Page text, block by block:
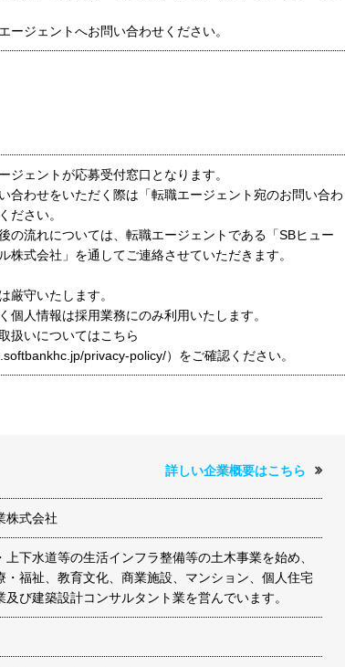
ージェントへお問い合わせください。
ジェントが応募受付窓口となります。
合わせをいただく際は「転職エージェント宛のお問い合わ
ださい。
の流れについては、転職エージェントである「SBヒュー
株式会社」を通してご連絡させていただきます。
厳守いたします。
個人情報は採用業務にのみ利用いたします。
扱いについてはこちら
privacy-policy/）をご確認ください。
詳しい企業概要はこちら
株式会社
上下水道等の生活インフラ整備等の土木事業を始め、
・福祉、教育文化、商業施設、マンション、個人住宅
及び建築設計コンサルタント業を営んでいます。